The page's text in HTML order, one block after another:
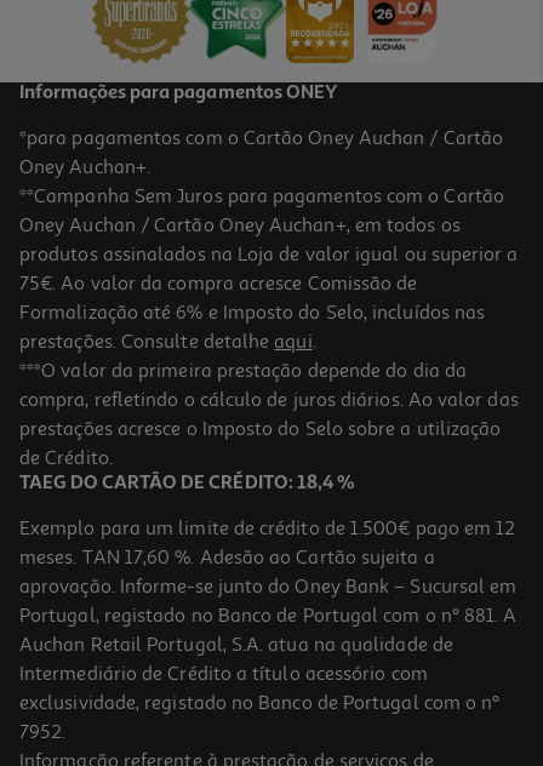
Informações para pagamentos ONEY
*para pagamentos com o Cartão Oney Auchan / Cartão
Oney Auchan+.
**Campanha Sem Juros para pagamentos com o Cartão
Oney Auchan / Cartão Oney Auchan+, em todos os
produtos assinalados na Loja de valor igual ou superior a
75€. Ao valor da compra acresce Comissão de
Formalização até 6% e Imposto do Selo, incluídos nas
prestações. Consulte detalhe aqui.
***O valor da primeira prestação depende do dia da
compra, refletindo o cálculo de juros diários. Ao valor das
prestações acresce o Imposto do Selo sobre a utilização
de Crédito.
TAEG DO CARTÃO DE CRÉDITO: 18,4 %
Exemplo para um limite de crédito de 1.500€ pago em 12
meses. TAN 17,60 %. Adesão ao Cartão sujeita a
aprovação. Informe-se junto do Oney Bank – Sucursal em
Portugal, registado no Banco de Portugal com o nº 881. A
Auchan Retail Portugal, S.A. atua na qualidade de
Intermediário de Crédito a título acessório com
exclusividade, registado no Banco de Portugal com o nº
7952.
Informação referente à prestação de serviços de